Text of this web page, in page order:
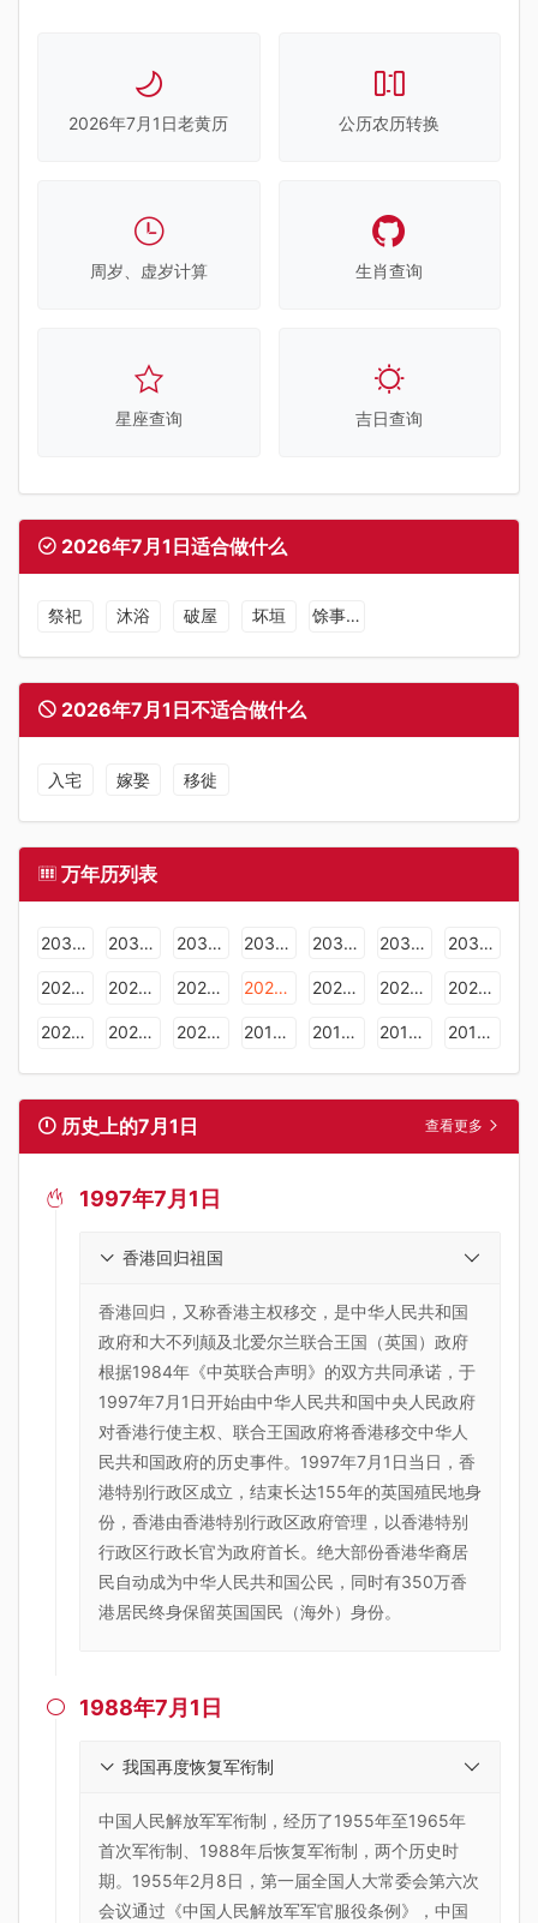
2026年7月1日老黄历 公历农历转换
周岁、虚岁计算 生肖查询
星座查询 吉日查询
2026年7月1日适合做什么
祭祀 沐浴 破屋 坏垣 馀事勿取
2026年7月1日不适合做什么
入宅 嫁娶 移徙
万年历列表
2036年日历表 2035年日历表 2034年日历表 2033年日历表 2032年日历表 2031年日历表 2030年日历表
2029年日历表 2028年日历表 2027年日历表 2026年日历表 2025年日历表 2024年日历表 2023年日历表
2022年日历表 2021年日历表 2020年日历表 2019年日历表 2018年日历表 2017年日历表 2016年日历表
历史上的7月1日 查看更多
 1997年7月1日
香港回归祖国
​香港回归，又称香港主权移交，是中华人民共和国
政府和大不列颠及北爱尔兰联合王国（英国）政府
根据1984年《中英联合声明》的双方共同承诺，于
1997年7月1日开始由中华人民共和国中央人民政府
对香港行使主权、联合王国政府将香港移交中华人
民共和国政府的历史事件。1997年7月1日当日，香
港特别行政区成立，结束长达155年的英国殖民地身
份，香港由香港特别行政区政府管理，以香港特别
行政区行政长官为政府首长。绝大部份香港华裔居
民自动成为中华人民共和国公民，同时有350万香
港居民终身保留英国国民（海外）身份。
 1988年7月1日
我国再度恢复军衔制
中国人民解放军军衔制，经历了1955年至1965年
首次军衔制、1988年后恢复军衔制，两个历史时
期。1955年2月8日，第一届全国人大常委会第六次
会议通过《中国人民解放军军官服役条例》，中国